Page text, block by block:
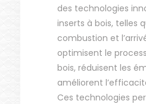
des technologies
inserts à bois, telles
combustion et
optimisent le
bois, réduisent les
améliorent
Ces technologies